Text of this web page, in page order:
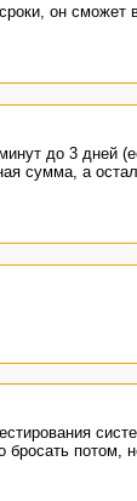
он сможет
до 3 дней
сумма, а
потом,